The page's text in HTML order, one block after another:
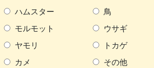
ハムスター
鳥
モルモット
ウサギ
ヤモリ
トカゲ
カメ
その他